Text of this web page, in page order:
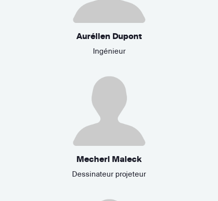
Aurélien Dupont
Ingénieur
Mecheri Maleck
Dessinateur projeteur